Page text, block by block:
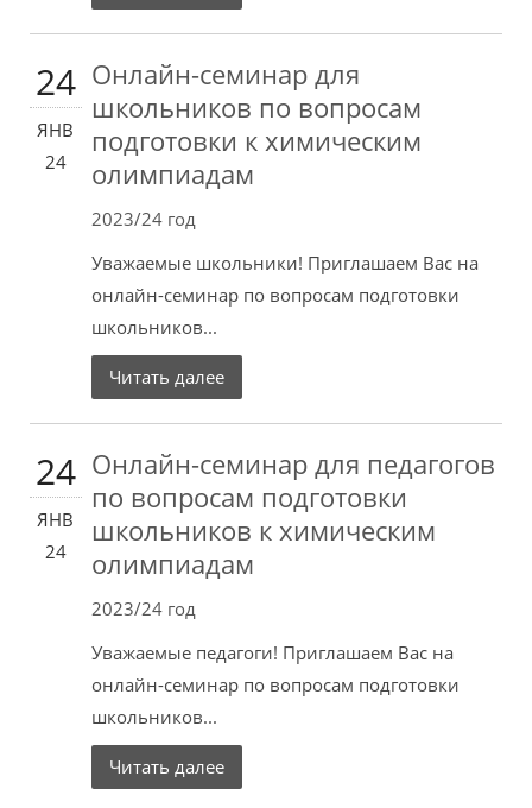
24
ЯНВ
24
Онлайн-семинар для
школьников по вопросам
подготовки к химическим
олимпиадам
2023/24 год
Уважаемые школьники! Приглашаем Вас на
онлайн-семинар по вопросам подготовки
школьников...
Читать далее
24
ЯНВ
24
Онлайн-семинар для педагогов
по вопросам подготовки
школьников к химическим
олимпиадам
2023/24 год
Уважаемые педагоги! Приглашаем Вас на
онлайн-семинар по вопросам подготовки
школьников...
Читать далее